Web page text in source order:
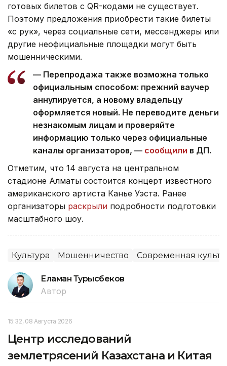
готовых билетов с QR-кодами не существует.
Поэтому предложения приобрести такие билеты
«с рук», через социальные сети, мессенджеры или
другие неофициальные площадки могут быть
мошенническими.
— Перепродажа также возможна только
официальным способом: прежний ваучер
аннулируется, а новому владельцу
оформляется новый. Не переводите деньги
незнакомым лицам и проверяйте
информацию только через официальные
каналы организаторов, — сообщили в ДП.
Отметим, что 14 августа на центральном
стадионе Алматы состоится концерт известного
американского артиста Канье Уэста. Ранее
организаторы раскрыли подробности подготовки
масштабного шоу.
Культура Мошенничество Современная
Еламан Турысбеков
Автор
15:32, 08 Августа 2026
Центр исследований
землетрясений Казахстана и Китая